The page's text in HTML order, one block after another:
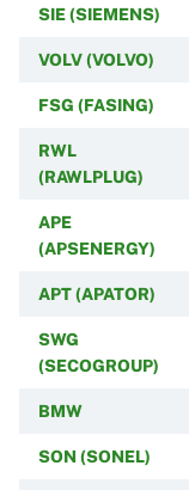
SIE (SIEMENS)
VOLV (VOLVO)
FSG (FASING)
RWL
(RAWLPLUG)
APE
(APSENERGY)
APT (APATOR)
SWG
(SECOGROUP)
BMW
SON (SONEL)